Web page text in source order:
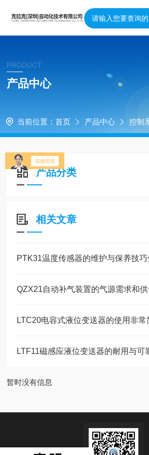
PRODUCT
产品中心
当前位置： 首页 产品中心 控制
产品分类
相关文章
PTK31温度传感器的维护与保养技
QZX21自动补气装置的气源需求和
LTC20电容式液位变送器的使用非常
LTF11磁感应液位变送器的耐用与可
暂时没有信息